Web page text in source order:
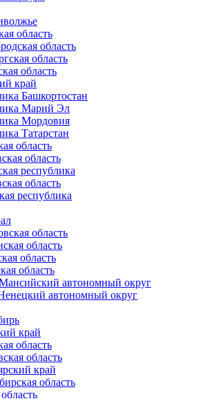
область
область
область
область
край
Башкортостан
Марий Эл
Мордовия
Татарстан
область
область
республика
область
республика
область
область
область
область
автономный округ
автономный округ
край
область
область
край
область